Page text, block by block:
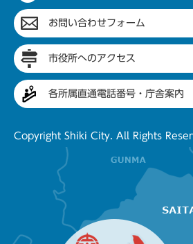
お問い合わせフォーム
市役所へのアクセス
各所属直通電話番号・庁舎案内
Copyright Shiki City. All Rights